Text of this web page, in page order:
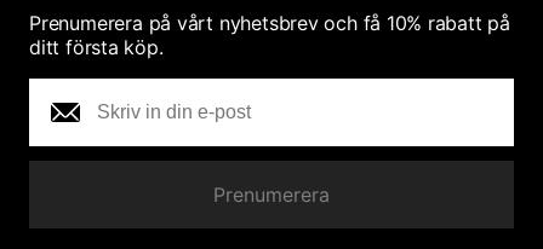
Prenumerera på vårt nyhetsbrev och få 10% rabatt på
ditt första köp.
Prenumerera